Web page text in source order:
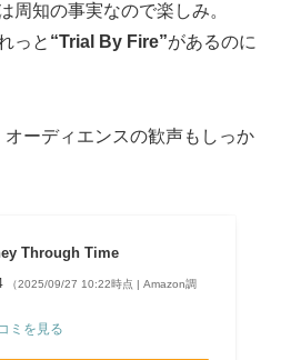
周知の事実なので楽しみ。
っと “Trial By Fire”があるのに
ーディエンスの歓声もしっか
Through Time
（2025/09/27 10:22時点 | Amazon調
ミを見る